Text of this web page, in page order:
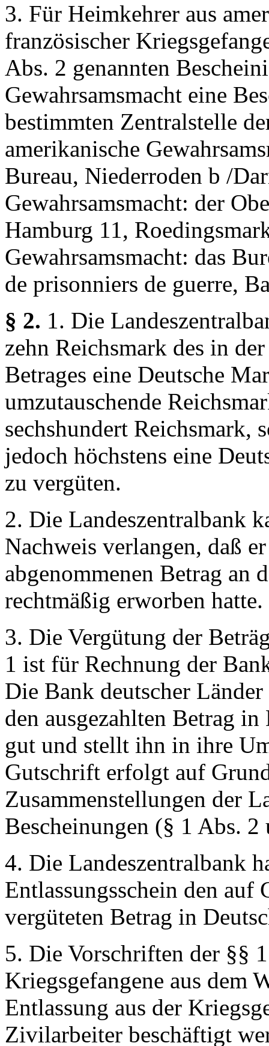
3. Für Heimkehrer aus
französischer
Abs. 2 genannten
Gewahrsamsmacht eine
bestimmten Zentralstelle
amerikanische
Bureau, Niederroden b /
Gewahrsamsmacht: der
Hamburg 11,
Gewahrsamsmacht: das
de prisonniers de guerre,
§ 2. 1. Die
zehn Reichsmark des in
Betrages eine Deutsche
umzutauschende
sechshundert Reichsmark,
jedoch höchstens eine
zu vergüten.
2. Die Landeszentralbank
Nachweis verlangen, daß
abgenommenen Betrag an
rechtmäßig erworben hatte.
3. Die Vergütung der
1 ist für Rechnung der
Die Bank deutscher
den ausgezahlten Betrag
gut und stellt ihn in ihre
Gutschrift erfolgt auf
Zusammenstellungen der
Bescheinungen (§ 1 Abs.
4. Die Landeszentralbank
Entlassungsschein den auf
vergüteten Betrag in
5. Die Vorschriften der §§
Kriegsgefangene aus dem
Entlassung aus der
Zivilarbeiter beschäftigt